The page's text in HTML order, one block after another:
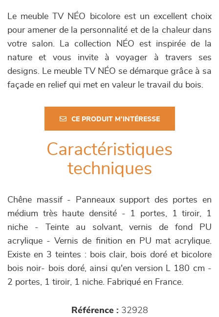
Le meuble TV NÉO bicolore est un excellent choix
pour amener de la personnalité et de la chaleur dans
votre salon. La collection NÉO est inspirée de la
nature et vous invite à voyager à travers ses
designs. Le meuble TV NÉO se démarque grâce à sa
façade en relief qui met en valeur le travail du bois.
CE PRODUIT M'INTÉRESSE
Caractéristiques
techniques
Chêne massif - Panneaux support des portes en
médium très haute densité - 1 portes, 1 tiroir, 1
niche - Teinte au solvant, vernis de fond PU
acrylique - Vernis de finition en PU mat acrylique.
Existe en 3 teintes : bois clair, bois doré et bicolore
bois noir- bois doré, ainsi qu'en version L 180 cm -
2 portes, 1 tiroir, 1 niche. Fabriqué en France.
Référence : 32928